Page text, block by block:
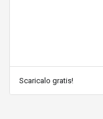
Scaricalo gratis!